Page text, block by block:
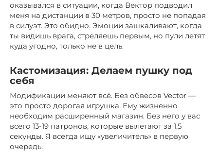
оказывался в ситуации, когда Вектор подводил
меня на дистанции в 30 метров, просто не попадая
в силуэт. Это обидно. Эмоции зашкаливают, когда
ты видишь врага, стреляешь первым, но пули летят
куда угодно, только не в цель.
Кастомизация: Делаем пушку под
себя
Модификации меняют всё. Без обвесов Vector —
это просто дорогая игрушка. Ему жизненно
необходим расширенный магазин. Без него у вас
всего 13-19 патронов, которые вылетают за 1.5
секунды. Я всегда ищу «увеличитель» в первую
очередь.